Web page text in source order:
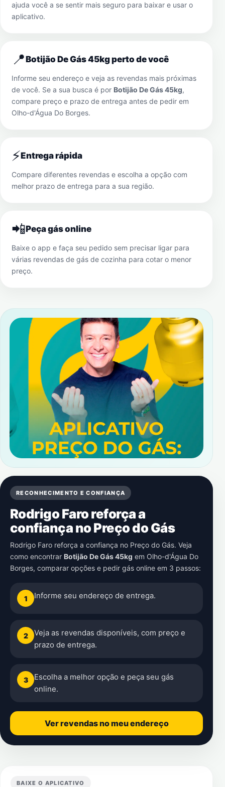
ajuda você a se sentir mais seguro para baixar e usar o
aplicativo.
📍Botijão De Gás 45kg perto de você
Informe seu endereço e veja as revendas mais próximas
de você. Se a sua busca é por Botijão De Gás 45kg,
compare preço e prazo de entrega antes de pedir em
Olho-d'Água Do Borges.
⚡Entrega rápida
Compare diferentes revendas e escolha a opção com
melhor prazo de entrega para a sua região.
📲Peça gás online
Baixe o app e faça seu pedido sem precisar ligar para
várias revendas de gás de cozinha para cotar o menor
preço.
RECONHECIMENTO E CONFIANÇA
Rodrigo Faro reforça a
confiança no Preço do Gás
Rodrigo Faro reforça a confiança no Preço do Gás. Veja
como encontrar Botijão De Gás 45kg em Olho-d'Água Do
Borges, comparar opções e pedir gás online em 3 passos:
1 Informe seu endereço de entrega.
2
Veja as revendas disponíveis, com preço e
prazo de entrega.
3
Escolha a melhor opção e peça seu gás
online.
Ver revendas no meu endereço
BAIXE O APLICATIVO